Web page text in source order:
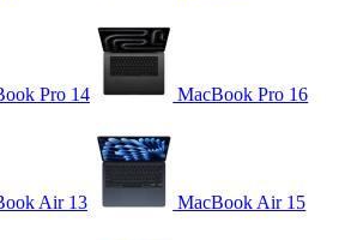
Pro 14 MacBook Pro 16
Air 13 MacBook Air 15